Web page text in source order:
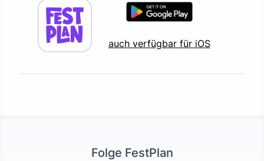
auch verfügbar für iOS
Folge FestPlan